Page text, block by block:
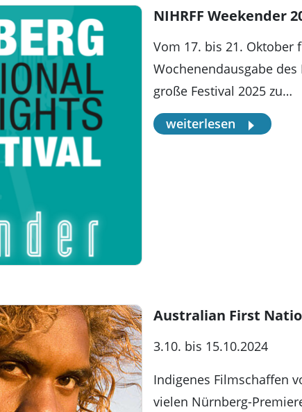
NIHRFF Weekender
Vom 17. bis 21.
Wochenendausgabe
große Festival 2025 zu…
weiterlesen
Australian First
3.10. bis 15.10.2024
Indigenes Filmschaffen
vielen Nürnberg-